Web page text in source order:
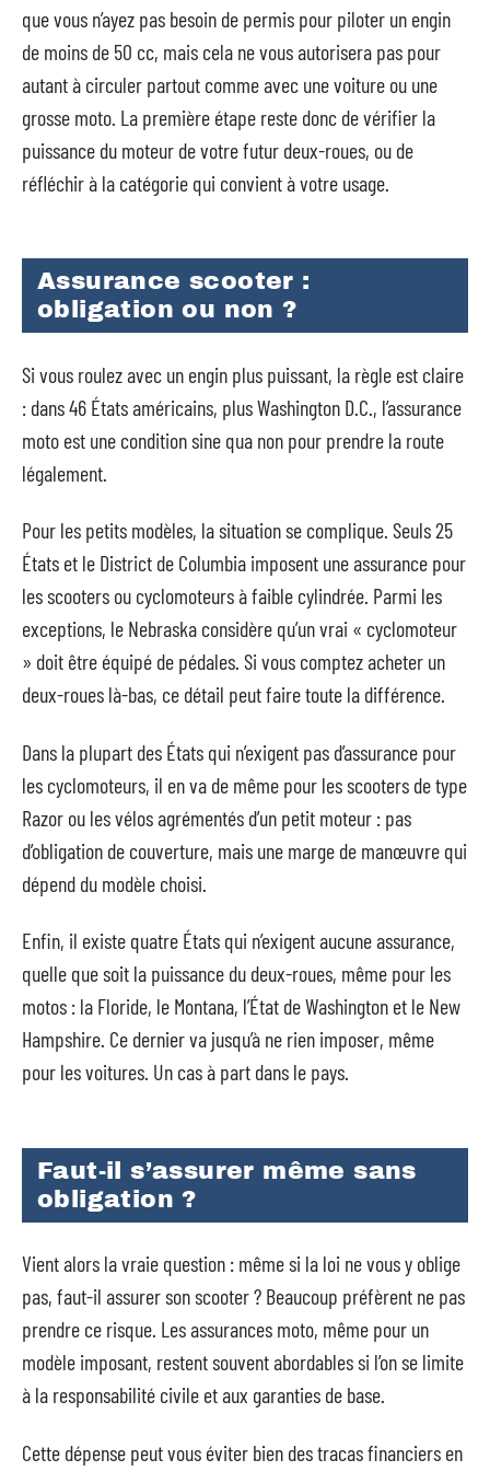
que vous n’ayez pas besoin de permis pour piloter un engin
de moins de 50 cc, mais cela ne vous autorisera pas pour
autant à circuler partout comme avec une voiture ou une
grosse moto. La première étape reste donc de vérifier la
puissance du moteur de votre futur deux-roues, ou de
réfléchir à la catégorie qui convient à votre usage.
Assurance scooter :
obligation ou non ?
Si vous roulez avec un engin plus puissant, la règle est claire
: dans 46 États américains, plus Washington D.C., l’assurance
moto est une condition sine qua non pour prendre la route
légalement.
Pour les petits modèles, la situation se complique. Seuls 25
États et le District de Columbia imposent une assurance pour
les scooters ou cyclomoteurs à faible cylindrée. Parmi les
exceptions, le Nebraska considère qu’un vrai « cyclomoteur
» doit être équipé de pédales. Si vous comptez acheter un
deux-roues là-bas, ce détail peut faire toute la différence.
Dans la plupart des États qui n’exigent pas d’assurance pour
les cyclomoteurs, il en va de même pour les scooters de type
Razor ou les vélos agrémentés d’un petit moteur : pas
d’obligation de couverture, mais une marge de manœuvre qui
dépend du modèle choisi.
Enfin, il existe quatre États qui n’exigent aucune assurance,
quelle que soit la puissance du deux-roues, même pour les
motos : la Floride, le Montana, l’État de Washington et le New
Hampshire. Ce dernier va jusqu’à ne rien imposer, même
pour les voitures. Un cas à part dans le pays.
Faut-il s’assurer même sans
obligation ?
Vient alors la vraie question : même si la loi ne vous y oblige
pas, faut-il assurer son scooter ? Beaucoup préfèrent ne pas
prendre ce risque. Les assurances moto, même pour un
modèle imposant, restent souvent abordables si l’on se limite
à la responsabilité civile et aux garanties de base.
Cette dépense peut vous éviter bien des tracas financiers en